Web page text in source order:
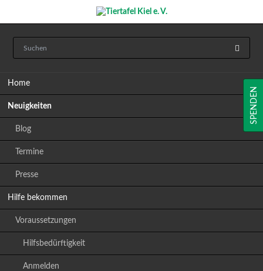
Home
Neuigkeiten
Blog
Termine
Presse
Hilfe bekommen
Voraussetzungen
Hilfsbedürftigkeit
Anmelden
SPENDEN